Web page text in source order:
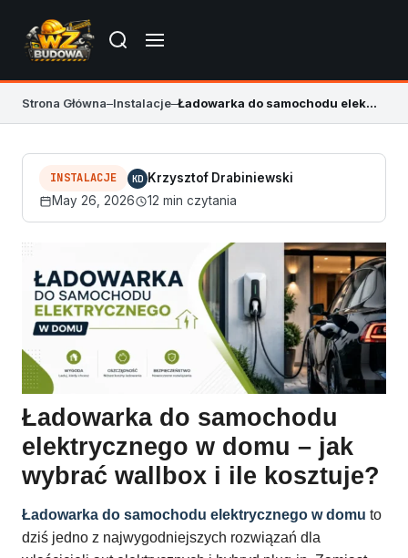
Strona Główna–Instalacje– Ładowarka do samochodu elektrycznego w domu
INSTALACJE KD Krzysztof Drabiniewski
May 26, 2026
12 min czytania
Ładowarka do samochodu
elektrycznego w domu – jak
wybrać wallbox i ile kosztuje?
Ładowarka do samochodu elektrycznego w domu to
dziś jedno z najwygodniejszych rozwiązań dla